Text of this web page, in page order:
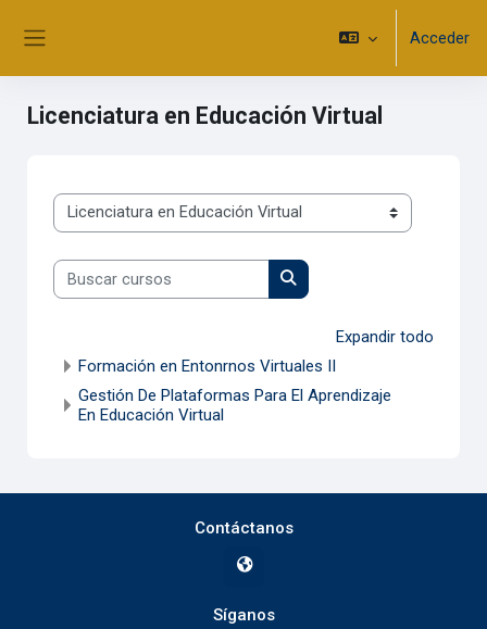
Acceder
Licenciatura en Educación Virtual
Categorías
Buscar cursos
Buscar cursos
Expandir todo
Formación en Entonrnos Virtuales II
Gestión De Plataformas Para El Aprendizaje
En Educación Virtual
Contáctanos
Síganos